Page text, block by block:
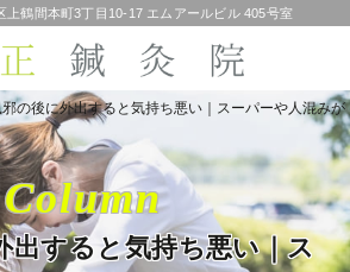
上鶴間本町3丁目10-17 エムアールビル 405号室
邪の後に外出すると気持ち悪い｜スーパーや人混みが
Column
出すると気持ち悪い｜ス